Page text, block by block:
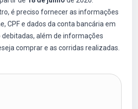
é preciso fornecer as informações
CPF e dados da conta bancária em
debitadas, além de informações
comprar e as corridas realizadas.